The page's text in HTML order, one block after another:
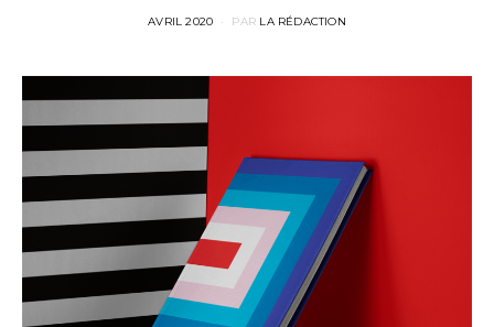
POSTED
AVRIL 2020 PAR LA RÉDACTION